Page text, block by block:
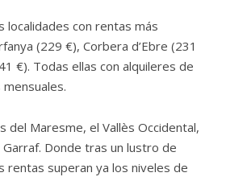
localidades con rentas más
(229 €), Corbera d’Ebre (231
€). Todas ellas con alquileres de
del Maresme, el Vallès Occidental,
Donde tras un lustro de
rentas superan ya los niveles de